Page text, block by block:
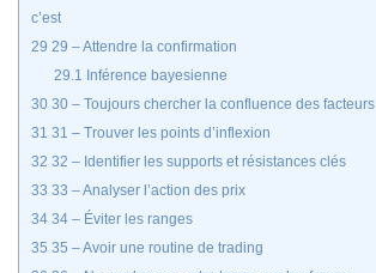
c’est
29 29 – Attendre la confirmation
29.1 Inférence bayesienne
30 30 – Toujours chercher la confluence des facteurs
31 31 – Trouver les points d’inflexion
32 32 – Identifier les supports et résistances clés
33 33 – Analyser l’action des prix
34 34 – Éviter les ranges
35 35 – Avoir une routine de trading